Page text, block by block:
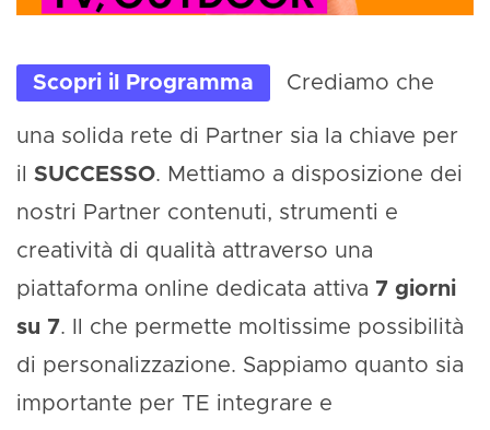
Scopri il Programma Crediamo che
una solida rete di Partner sia la chiave per
il SUCCESSO. Mettiamo a disposizione dei
nostri Partner contenuti, strumenti e
creatività di qualità attraverso una
piattaforma online dedicata attiva 7 giorni
su 7. Il che permette moltissime possibilità
di personalizzazione. Sappiamo quanto sia
importante per TE integrare e